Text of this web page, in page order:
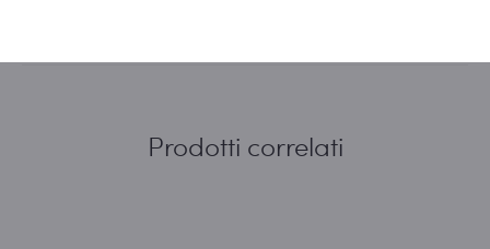
Prodotti correlati